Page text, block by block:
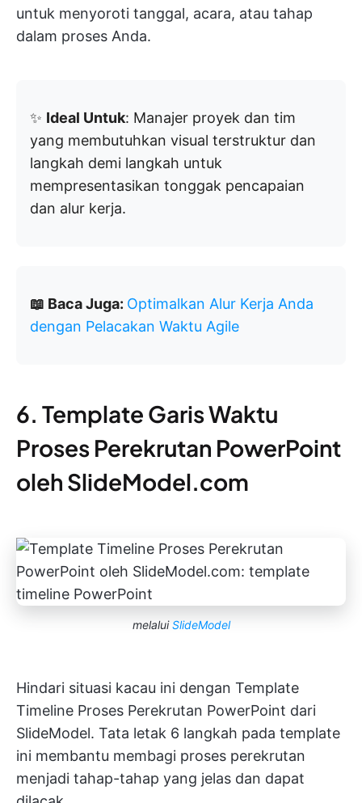
untuk menyoroti tanggal, acara, atau tahap
dalam proses Anda.
✨ Ideal Untuk: Manajer proyek dan tim
yang membutuhkan visual terstruktur dan
langkah demi langkah untuk
mempresentasikan tonggak pencapaian
dan alur kerja.
📖 Baca Juga: Optimalkan Alur Kerja Anda
dengan Pelacakan Waktu Agile
6. Template Garis Waktu
Proses Perekrutan PowerPoint
oleh SlideModel.com
melaluiSlideModel
Hindari situasi kacau ini dengan Template
Timeline Proses Perekrutan PowerPoint dari
SlideModel. Tata letak 6 langkah pada template
ini membantu membagi proses perekrutan
menjadi tahap-tahap yang jelas dan dapat